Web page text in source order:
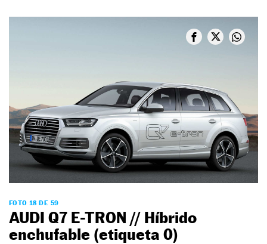
FOTO 18 DE 59
AUDI Q7 E-TRON // Híbrido
enchufable (etiqueta 0)